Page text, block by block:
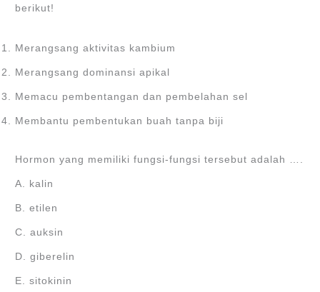
berikut!
Merangsang aktivitas kambium
Merangsang dominansi apikal
Memacu pembentangan dan pembelahan sel
Membantu pembentukan buah tanpa biji
Hormon yang memiliki fungsi-fungsi tersebut adalah ….
A. kalin
B. etilen
C. auksin
D. giberelin
E. sitokinin